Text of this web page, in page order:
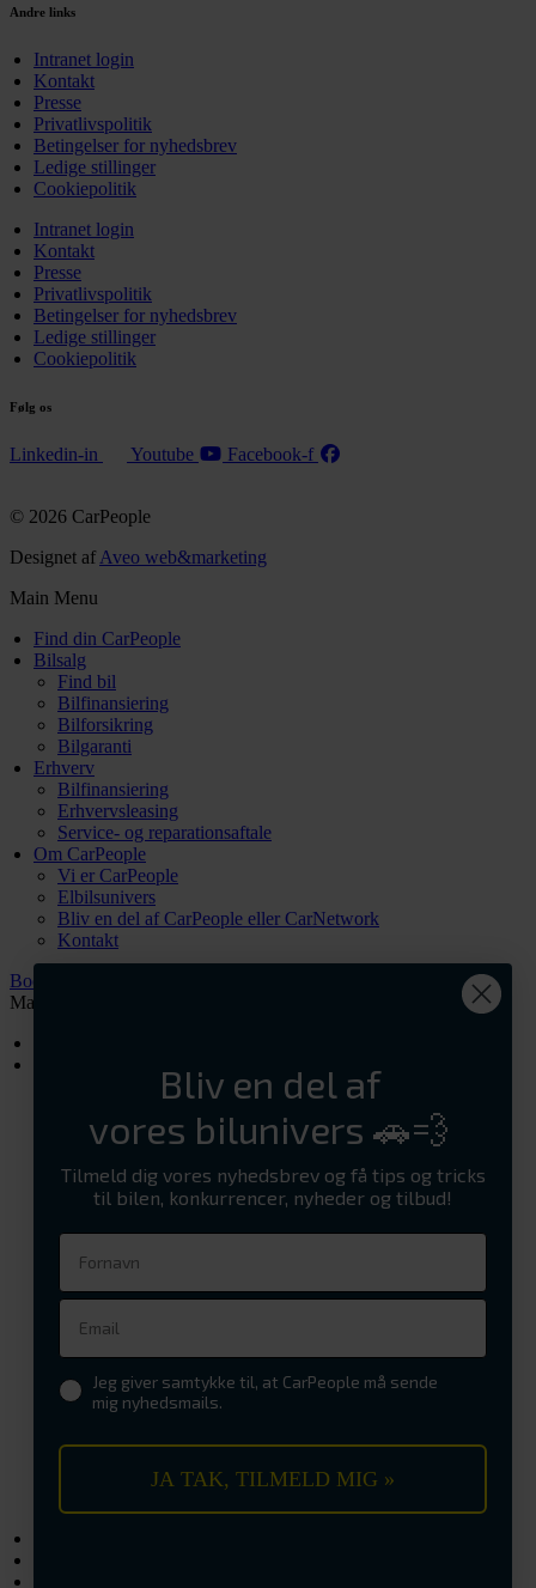
Andre links
Intranet login
Kontakt
Presse
Privatlivspolitik
Betingelser for nyhedsbrev
Ledige stillinger
Cookiepolitik
Intranet login
Kontakt
Presse
Privatlivspolitik
Betingelser for nyhedsbrev
Ledige stillinger
Cookiepolitik
Følg os
Linkedin-in Youtube Facebook-f
© 2026 CarPeople
Designet af Aveo web&marketing
Main Menu
Find din CarPeople
Bilsalg
Find bil
Bilfinansiering
Bilforsikring
Bilgaranti
Erhverv
Bilfinansiering
Erhvervsleasing
Service- og reparationsaftale
Om CarPeople
Vi er CarPeople
Elbilsunivers
Bliv en del af CarPeople eller CarNetwork
Kontakt
Book tid
Main Menu
Værd at vide om elbiler og service
Aircondition service
Bremseeftersyn
Olie og oliefilterskift
Reparation af stenslag
Tandrem skift
Udskiftning af batteri
Udskiftning af forrude
Udskiftning eller reparation af udstødning
Sommerdæk
Vinterdæk
Serviceaftale
Service- og reparationaftale
CarPeople Værkstedskort
Undervognsbehandling
Bliv en del af
vores bilunivers 🚗💨
Tilmeld dig vores nyhedsbrev og få tips og tricks
til bilen, konkurrencer, nyheder og tilbud!
Jeg giver samtykke til, at CarPeople må sende
mig nyhedsmails.
JA TAK, TILMELD MIG »